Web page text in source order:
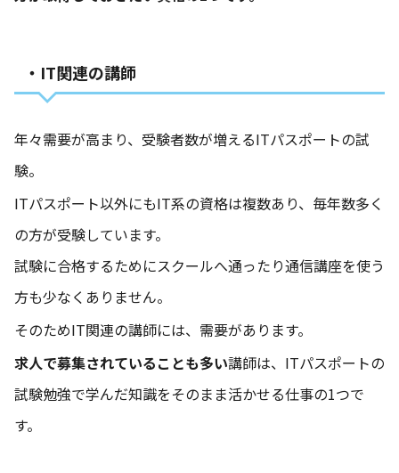
・IT関連の講師
年々需要が高まり、受験者数が増えるITパスポートの試
験。
ITパスポート以外にもIT系の資格は複数あり、毎年数多く
の方が受験しています。
試験に合格するためにスクールへ通ったり通信講座を使う
方も少なくありません。
そのためIT関連の講師には、需要があります。
求人で募集されていることも多い講師は、ITパスポートの
試験勉強で学んだ知識をそのまま活かせる仕事の1つで
す。